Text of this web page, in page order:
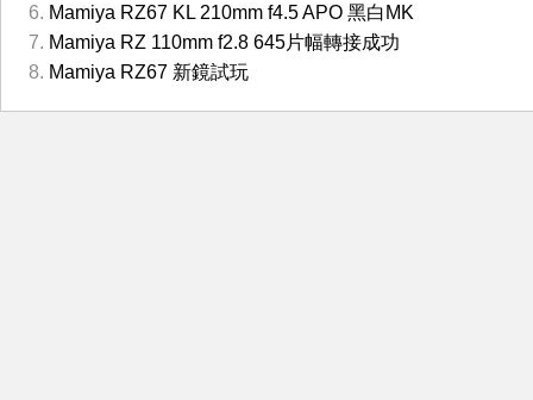
Mamiya RZ67 KL 210mm f4.5 APO 黑白MK
Mamiya RZ 110mm f2.8 645片幅轉接成功
Mamiya RZ67 新鏡試玩